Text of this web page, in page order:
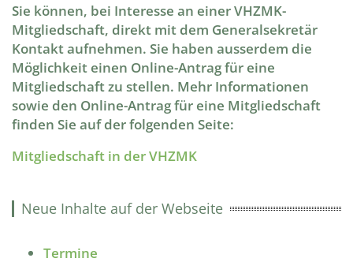
Sie können, bei Interesse an einer VHZMK-
Mitgliedschaft, direkt mit dem Generalsekretär
Kontakt aufnehmen. Sie haben ausserdem die
Möglichkeit einen Online-Antrag für eine
Mitgliedschaft zu stellen. Mehr Informationen
sowie den Online-Antrag für eine Mitgliedschaft
finden Sie auf der folgenden Seite:
Mitgliedschaft in der VHZMK
Neue Inhalte auf der Webseite
Termine